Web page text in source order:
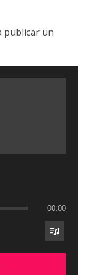
publicar un
00:00